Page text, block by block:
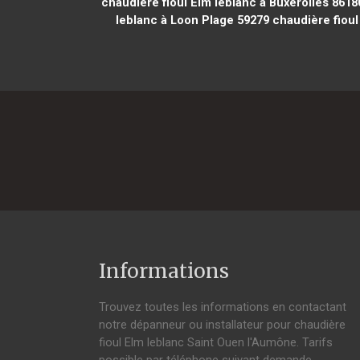
leblanc à Loon Plage 59279 chaudière fioul
Informations
Trouvez toutes les informations en contactant
notre dépanneur ou installateur pour chaudière
fioul Elm leblanc Saint Ouen l'Aumône. Tarifs